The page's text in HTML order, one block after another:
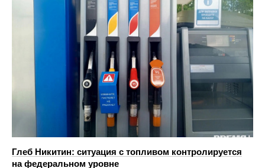
Глеб Никитин: ситуация с топливом контролируется
на федеральном уровне